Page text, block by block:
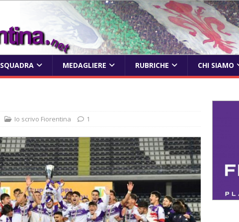
SQUADRA MEDAGLIERE RUBRICHE CHI SIAMO
Io scrivo Fiorentina 1